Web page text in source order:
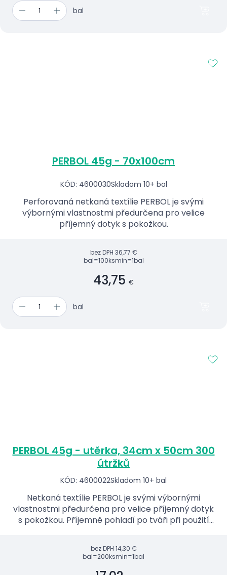
bal
PERBOL 45g - 70x100cm
KÓD: 4600030Skladom 10+ bal
Perforovaná netkaná textílie PERBOL je svými
výbornými vlastnostmi předurčena pro velice
příjemný dotyk s pokožkou.
bez DPH 36,77 €
bal=100ksmin=1bal
43,75 €
bal
PERBOL 45g - utěrka, 34cm x 50cm 300
útržků
KÓD: 4600022Skladom 10+ bal
Netkaná textílie PERBOL je svými výbornými
vlastnostmi předurčena pro velice příjemný dotyk
s pokožkou. Příjemně pohladí po tváři při použití
bez DPH 14,30 €
bal=200ksmin=1bal